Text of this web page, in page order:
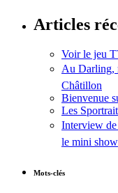
Articles
Voir le jeu
Au Darling,
Châtillon
Bienvenue
Les
Interview
le mini show
Mots-clés